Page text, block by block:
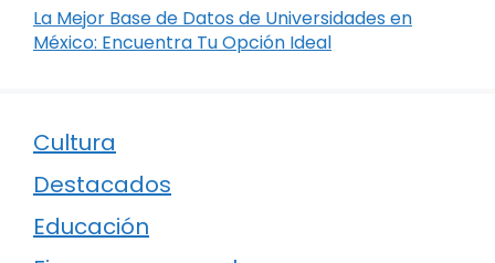
La Mejor Base de Datos de Universidades en
México: Encuentra Tu Opción Ideal
Cultura
Destacados
Educación